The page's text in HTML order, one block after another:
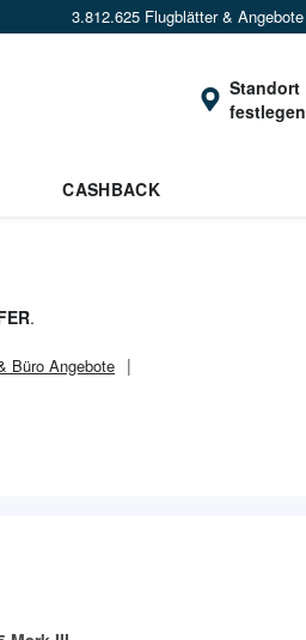
3.812.625 Flugblätter & Angebote
Standort
festlegen
CASHBACK
.
Büro Angebote